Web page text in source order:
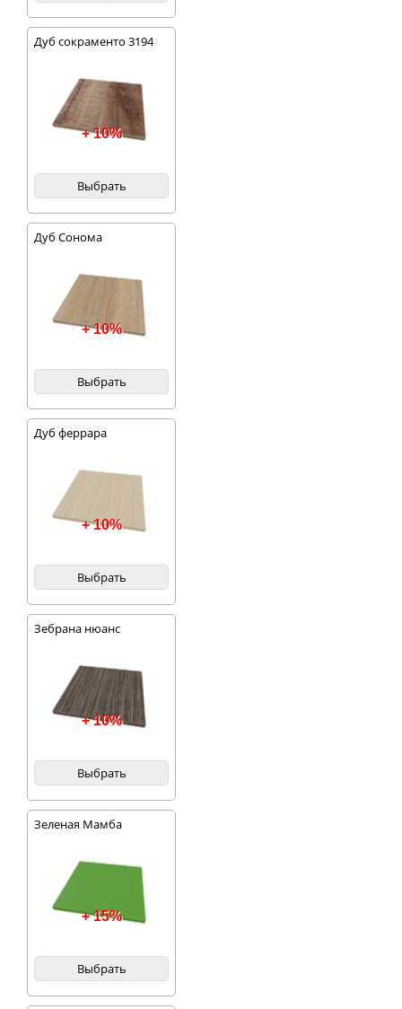
Дуб сокраменто 3194
+ 10%
Выбрать
Дуб Сонома
+ 10%
Выбрать
Дуб феррара
+ 10%
Выбрать
Зебрана нюанс
+ 10%
Выбрать
Зеленая Мамба
+ 15%
Выбрать